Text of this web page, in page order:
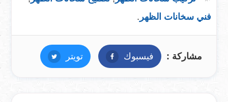
فني سخانات الظهر .
مشاركة : فيسبوك فيسبوكتويتر تويتر